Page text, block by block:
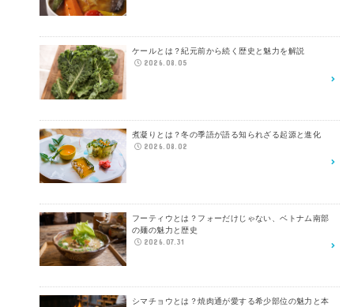
ケールとは？紀元前から続く歴史と魅力を解説
2026.08.05
煮凝りとは？冬の季語が語る知られざる起源と進化
2026.08.02
フーティウとは？フォーだけじゃない、ベトナム南部
の麺の魅力と歴史
2026.07.31
シマチョウとは？焼肉通が愛する希少部位の魅力と本